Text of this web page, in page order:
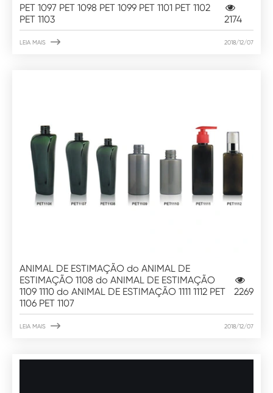
PET 1097 PET 1098 PET 1099 PET 1101 PET 1102
PET 1103
2174
LEIA MAIS  2018/12/07
ANIMAL DE ESTIMAÇÃO do ANIMAL DE
ESTIMAÇÃO 1108 do ANIMAL DE ESTIMAÇÃO
1109 1110 do ANIMAL DE ESTIMAÇÃO 1111 1112 PET
1106 PET 1107
2269
LEIA MAIS  2018/12/07